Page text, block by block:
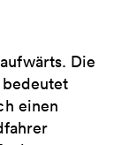
Die
einen